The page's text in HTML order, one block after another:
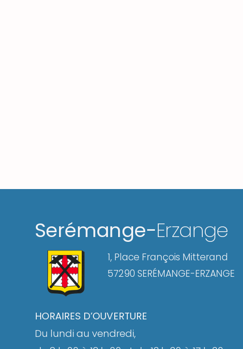
Serémange-Erzange
1, Place François Mitterand
57290 SERÉMANGE-ERZANGE
HORAIRES D’OUVERTURE
Du lundi au vendredi,